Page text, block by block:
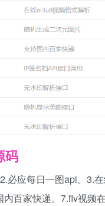
码
必应每日一图api。3.
百家快递。7.flv视频